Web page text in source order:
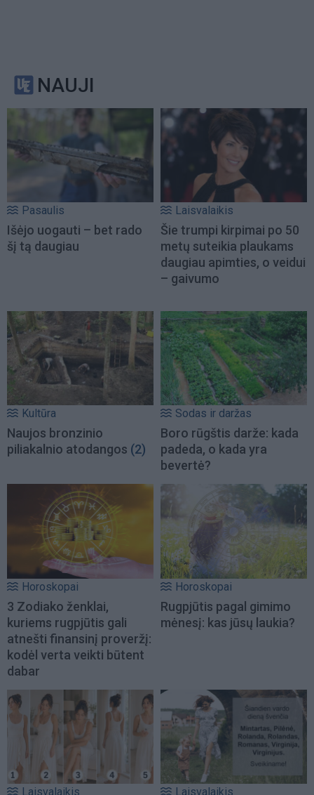
NAUJI
Pasaulis
Išėjo uogauti – bet rado
šį tą daugiau
Laisvalaikis
Šie trumpi kirpimai po 50
metų suteikia plaukams
daugiau apimties, o veidui
– gaivumo
Kultūra
Naujos bronzinio
piliakalnio atodangos (2)
Sodas ir daržas
Boro rūgštis darže: kada
padeda, o kada yra
bevertė?
Horoskopai
3 Zodiako ženklai,
kuriems rugpjūtis gali
atnešti finansinį proveržį:
kodėl verta veikti būtent
dabar
Horoskopai
Rugpjūtis pagal gimimo
mėnesį: kas jūsų laukia?
Laisvalaikis Laisvalaikis